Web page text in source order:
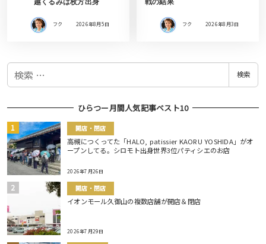
越くるみは枚方出身
フク 2026年8月5日
戦の結果
フク 2026年8月3日
検
検索
ひらつー月間人気記事ベスト10
開店・閉店
高槻につくってた「HALO, patissier KAORU YOSHIDA」がオ
ープンしてる。シロモト出身世界3位パティシエのお店
2026年7月26日
開店・閉店
イオンモール久御山の複数店舗が開店＆閉店
2026年7月29日